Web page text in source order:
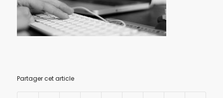
Partager cet article